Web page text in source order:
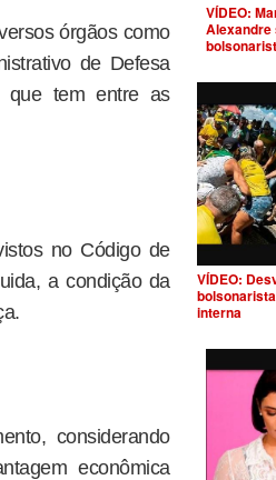
órgãos como
de Defesa
que tem entre as
no Código de
a condição da
considerando
econômica
VÍDEO:
Alexandre
VÍDEO:
interna